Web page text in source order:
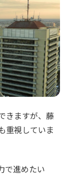
きますが、藤
重視していま
で進めたい